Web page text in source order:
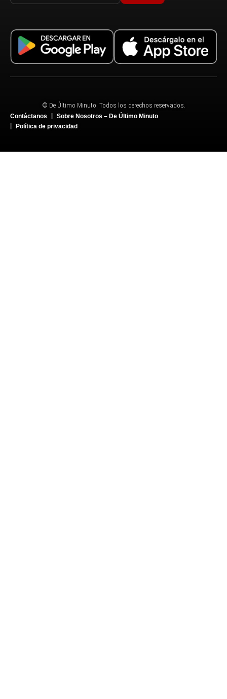
© De Último Minuto. Todos los derechos reservados.
Contáctanos
Sobre Nosotros – De Último Minuto
Política de privacidad